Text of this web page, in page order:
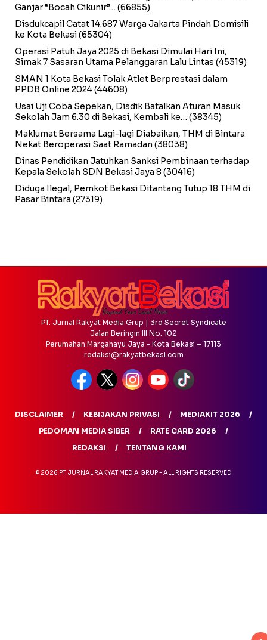
Ganjar “Bocah Cikunir”… (66855)
Disdukcapil Catat 14.687 Warga Jakarta Pindah Domisili
ke Kota Bekasi(65304)
Operasi Patuh Jaya 2025 di Bekasi Dimulai Hari Ini,
Simak 7 Sasaran Utama Pelanggaran Lalu Lintas (45319)
SMAN 1 Kota Bekasi Tolak Atlet Berprestasi dalam
PPDB Online 2024(44608)
Usai Uji Coba Sepekan, Disdik Batalkan Aturan Masuk
Sekolah Jam 6.30 di Bekasi, Kembali ke… (38345)
Maklumat Bersama Lagi-lagi Diabaikan, THM di Bintara
Nekat Beroperasi Saat Ramadan (38038)
Dinas Pendidikan Jatuhkan Sanksi Pembinaan terhadap
Kepala Sekolah SDN Bekasi Jaya 8 (30416)
Diduga Ilegal, Pemkot Bekasi Ditantang Tutup 18 THM di
Pasar Bintara (27319)
PT. Jurnal Rakyat Media Grup | 3rd Secret Syndicate
Jalan Beringin III No. 102
Perumahan Margahayu Jaya - Kota Bekasi – 17113
redaksi@rakyatbekasi.com
DISCLAIMER KEBIJAKAN PRIVASI
MEDIAKIT 2026
PEDOMAN MEDIA SIBER
RATE CARD 2026
REDAKSI
TENTANG KAMI
© 2026 PT. JURNAL RAKYAT MEDIA GRUP - ALL RIGHTS RESERVED